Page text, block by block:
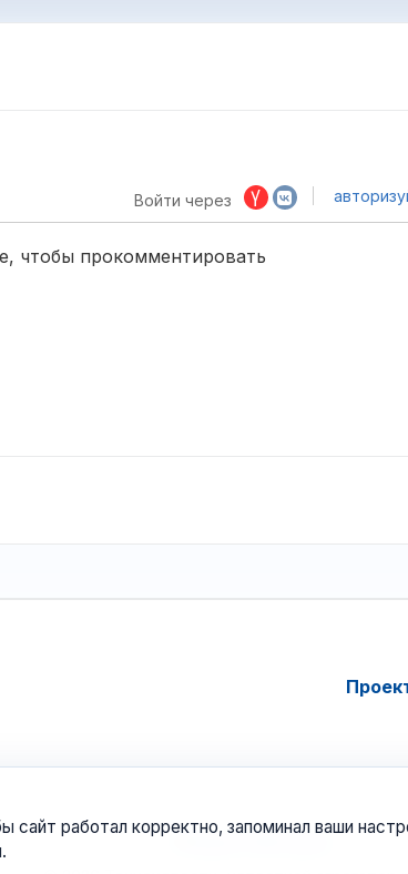
Войти через
чтобы прокомментировать
работал корректно, запоминал ваши